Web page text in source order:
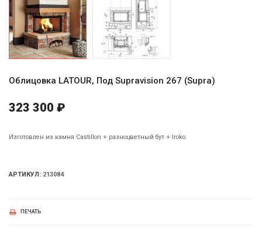
Облицовка LATOUR, Под Supravision 267 (Supra)
323 300 ₽
Изготовлен из камня Castillon + разноцветный бут + Iroko.
АРТИКУЛ: 213084
ПЕЧАТЬ